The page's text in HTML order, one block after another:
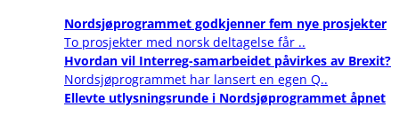
Nordsjøprogrammet godkjenner fem nye prosjekter
To prosjekter med norsk deltagelse får ..
Hvordan vil Interreg-samarbeidet påvirkes av Brexit?
Nordsjøprogrammet har lansert en egen Q..
Ellevte utlysningsrunde i Nordsjøprogrammet åpnet